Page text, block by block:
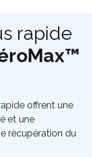
rapide
offrent une
et une
récupération du